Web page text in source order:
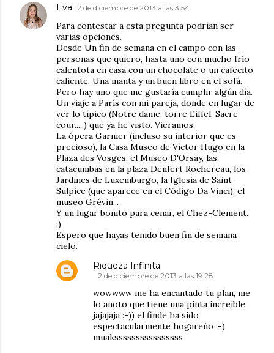
Eva 2 de diciembre de 2013 a las 3:54
Para contestar a esta pregunta podrían ser
varias opciones.
Desde Un fin de semana en el campo con las
personas que quiero, hasta uno con mucho frío
calentota en casa con un chocolate o un cafecito
caliente, Una manta y un buen libro en el sofá.
Pero hay uno que me gustaría cumplir algún día.
Un viaje a París con mi pareja, donde en lugar de
ver lo típico (Notre dame, torre Eiffel, Sacre
cour.....) que ya he visto. Vieramos.
La ópera Garnier (incluso su interior que es
precioso), la Casa Museo de Víctor Hugo en la
Plaza des Vosges, el Museo D'Orsay, las
catacumbas en la plaza Denfert Rochereau, los
Jardines de Luxemburgo, la Iglesia de Saint
Sulpice (que aparece en el Código Da Vinci), el
museo Grévin...
Y un lugar bonito para cenar, el Chez-Clement.
:)
Espero que hayas tenido buen fin de semana
cielo.
Riqueza Infinita
2 de diciembre de 2013 a las 19:28
wowwww me ha encantado tu plan, me
lo anoto que tiene una pinta increible
jajajaja :-)) el finde ha sido
espectacularmente hogareño :-)
muakssssssssssssssss